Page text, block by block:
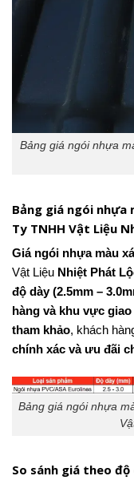
Bảng giá ngói nhựa
Bảng giá ngói nhựa
Ty TNHH Vật Liệu
Giá ngói nhựa màu
Vật Liệu Nhiệt Phát
độ dày (2.5mm –
hàng và khu vực
tham khảo, khách
chính xác và ưu đãi
Bảng giá ngói nhựa
So sánh giá theo